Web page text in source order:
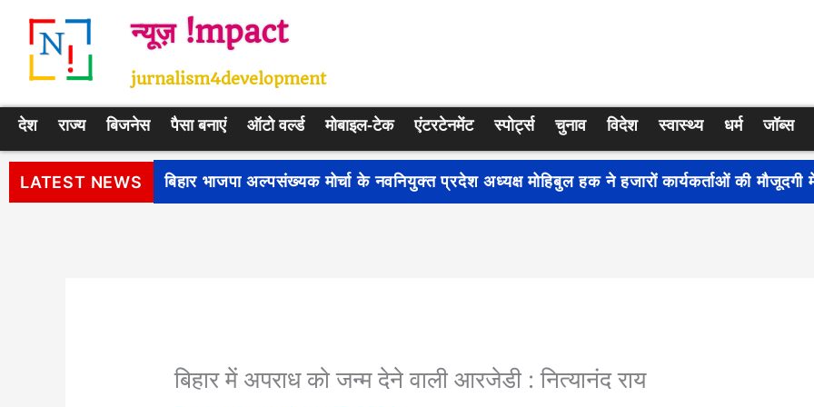
न्यूज़ !mpact
jurnalism4development
देश राज्य बिजनेस पैसा बनाएं ऑटो वर्ल्ड मोबाइल-टेक एंटरटेनमेंट स्पोर्ट्स चुनाव विदेश स्वास्थ्य धर्म जॉब्स
LATEST NEWS पीएम सूर्य घर: मुफ्त बिजली योजना के प्रति जागरूकता बढ़ाने के लिए देशभर में शुरू हुआ नुक्कड़ नाटक
बिहार में अपराध को जन्म देने वाली आरजेडी : नित्यानंद राय